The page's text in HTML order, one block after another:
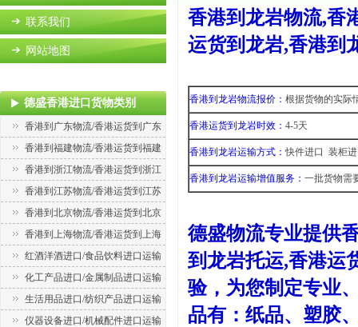
联系我们
网站地图
德盛香港进口货物类别
香港到广东物流/香港运货到广东
香港到福建物流/香港运货到福建
香港到浙江物流/香港运货到浙江
香港到江苏物流/香港运货到江苏
香港到北京物流/香港运货到北京
香港到上海物流/香港运货到上海
红酒洋酒进口/食品饮料进口运输
化工产品进口/金属制品进口运输
生活用品进口/纺织产品进口运输
仪器设备进口/机械配件进口运输
香港到龙岩物流,香
运货到龙岩,香港到
香港到龙岩物流报价： 根据货物的实际
香港运货到龙岩时效： 4-5天
香港到龙岩运输方式：快件进口 装柜
香港到龙岩运输增值服务： 一批货物需
德盛物流专业提供
到龙岩托运,香港运
验，为您制定专业
品有：纸品、塑胶